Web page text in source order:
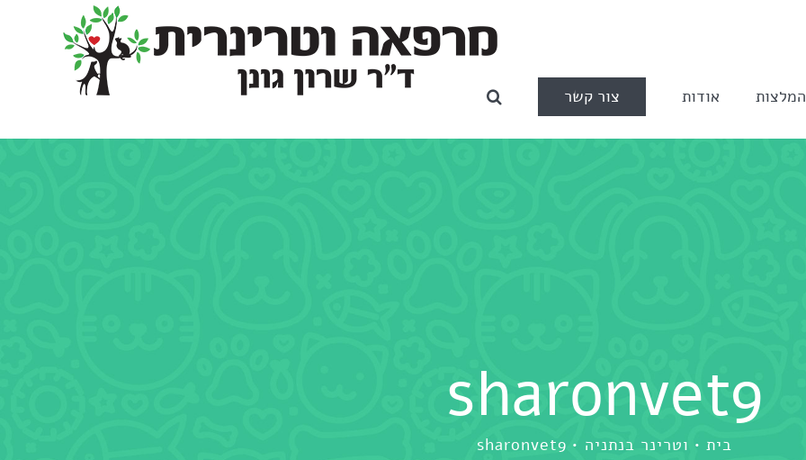
המלצות אודות צור קשר
sharonvet9
בית וטרינר בנתניה sharonvet9